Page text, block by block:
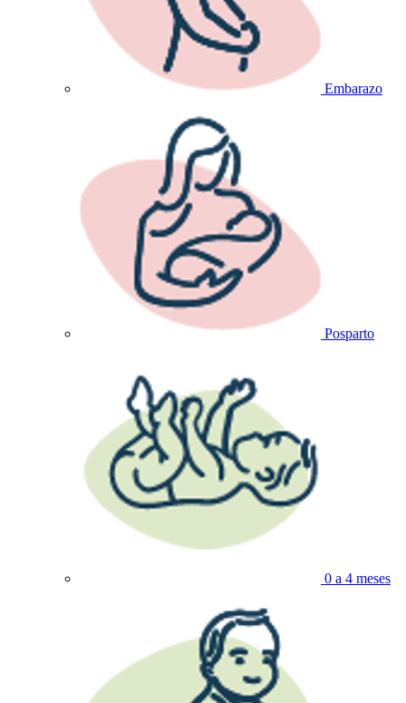
Embarazo
Posparto
0 a 4 meses